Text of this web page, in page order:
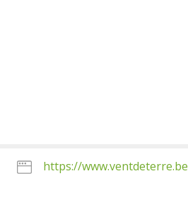
https://www.ventdeterre.be